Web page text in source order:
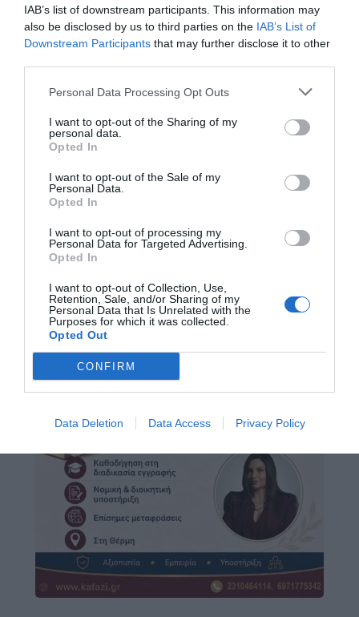
IAB’s list of downstream participants. This information may
also be disclosed by us to third parties on the IAB’s List of
Downstream Participants that may further disclose it to other
Personal Data Processing Opt Outs
I want to opt-out of the Sharing of my
personal data.
Opted In
I want to opt-out of the Sale of my
Personal Data.
Opted In
I want to opt-out of processing my
Personal Data for Targeted Advertising.
Opted In
I want to opt-out of Collection, Use,
Retention, Sale, and/or Sharing of my
Personal Data that Is Unrelated with the
Purposes for which it was collected.
Opted Out
CONFIRM
Data Deletion Data Access Privacy Policy